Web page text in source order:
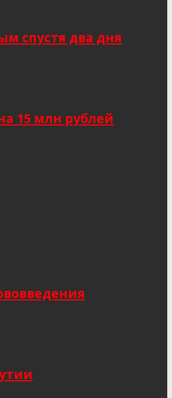
спустя два дня
15 млн рублей